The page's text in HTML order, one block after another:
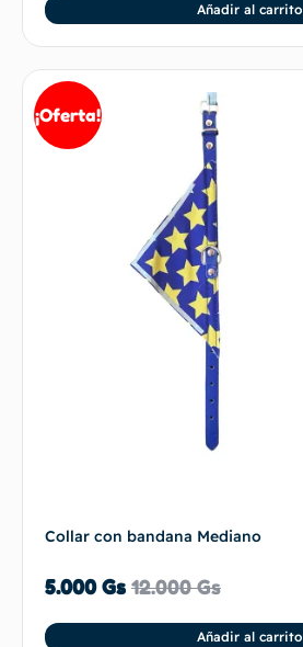
Añadir al carrito
¡Oferta!
Collar con bandana Mediano
12.000Gs
5.000Gs
Añadir al carrito